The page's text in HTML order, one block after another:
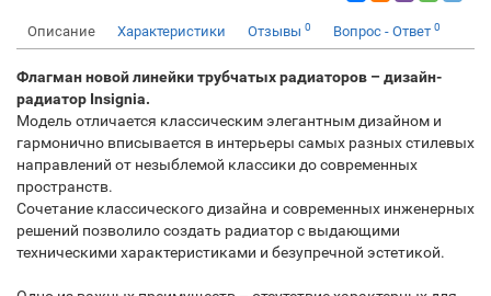
Описание Характеристики Отзывы 0 Вопрос - Ответ 0
Флагман новой линейки трубчатых радиаторов – дизайн-
радиатор Insignia.
Модель отличается классическим элегантным дизайном и
гармонично вписывается в интерьеры самых разных стилевых
направлений от незыблемой классики до современных
пространств.
Сочетание классического дизайна и современных инженерных
решений позволило создать радиатор с выдающими
техническими характеристиками и безупречной эстетикой.